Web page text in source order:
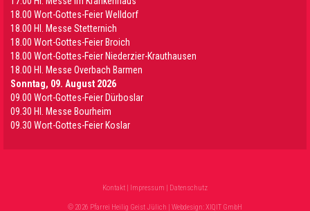
18.00 Wort-Gottes-Feier Welldorf
18.00 Hl. Messe Stetternich
18.00 Wort-Gottes-Feier Broich
18.00 Wort-Gottes-Feier Niederzier-Krauthausen
18.00 Hl. Messe Overbach Barmen
Sonntag, 09. August 2026
09.00 Wort-Gottes-Feier Dürboslar
09.30 HI. Messe Bourheim
09.30 Wort-Gottes-Feier Koslar
Kontakt Impressum Datenschutz
© 2026 Pfarrei Heilig Geist Jülich | Webdesign:XIQIT GmbH